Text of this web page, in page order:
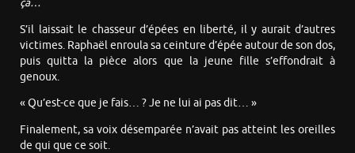
ça…
S’il laissait le chasseur d’épées en liberté, il y aurait d’autres
victimes. Raphaël enroula sa ceinture d’épée autour de son dos,
puis quitta la pièce alors que la jeune fille s’effondrait à
genoux.
« Qu’est-ce que je fais… ? Je ne lui ai pas dit… »
Finalement, sa voix désemparée n’avait pas atteint les oreilles
de qui que ce soit.